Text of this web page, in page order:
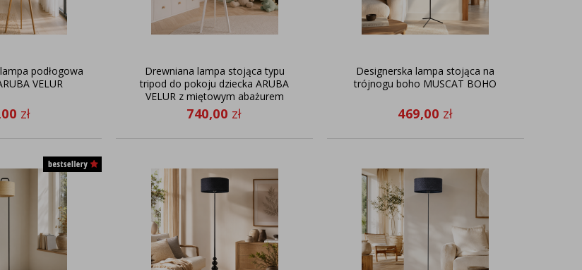
podłogowa
VELUR
zł
Drewniana lampa stojąca typu
tripod do pokoju dziecka ARUBA
VELUR z miętowym abażurem
740,00 zł
Designerska lampa stojąca na
trójnogu boho MUSCAT BOHO
469,00 zł